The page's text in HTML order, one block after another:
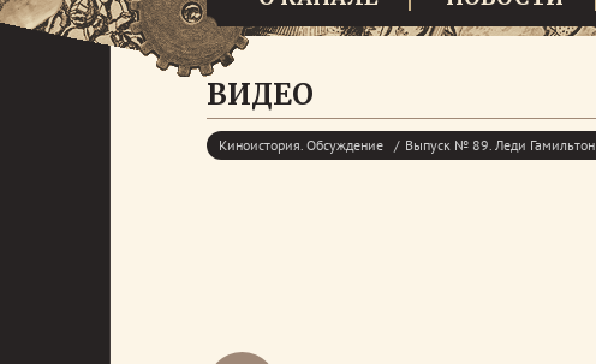
ВИДЕО
Киноистория. Обсуждение Выпуск № 89. Леди Гамильтон